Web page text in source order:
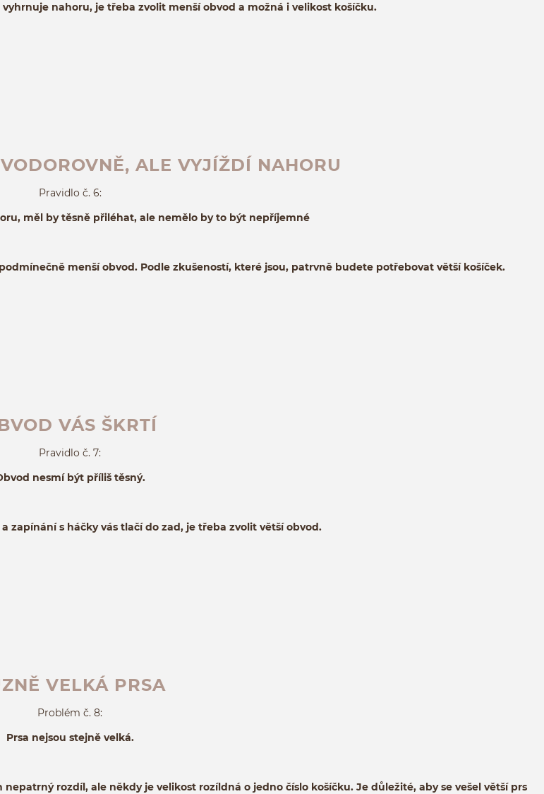
nahoru, je třeba zvolit menší obvod a možná i velikost košíčku.
ALE VYJÍŽDÍ NAHORU
Pravidlo č. 6:
měl by těsně přiléhat, ale nemělo by to být nepříjemné
menší obvod. Podle zkušeností, které jsou, patrvně budete potřebovat větší košíček.
VÁS ŠKRTÍ
Pravidlo č. 7:
nesmí být příliš těsný.
zapínání s háčky vás tlačí do zad, je třeba zvolit větší obvod.
VELKÁ PRSA
Problém č. 8:
Prsa nejsou stejně velká.
rozdíl, ale někdy je velikost rozíldná o jedno číslo košíčku. Je důležité, aby se vešel větší prs